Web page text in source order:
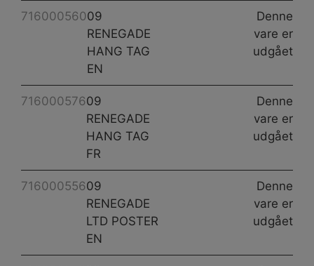
Denne
vare er
udgået
71600056009
RENEGADE
HANG TAG
EN
Denne
vare er
udgået
71600057609
RENEGADE
HANG TAG
FR
Denne
vare er
udgået
71600055609
RENEGADE
LTD POSTER
EN